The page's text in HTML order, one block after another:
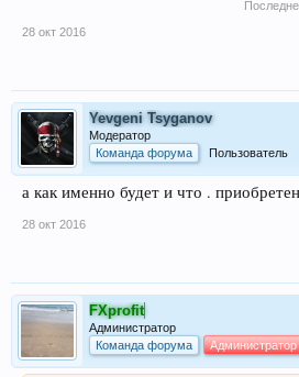
28 окт 2016
Yevgeni Tsyganov
Модератор
Команда форума
Пользователь
а как именно будет и что .
28 окт 2016
FXprofit
Администратор
Команда форума
Администратор